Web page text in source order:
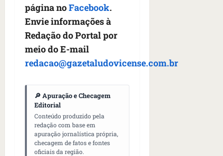
página noFacebook.
Envie informações à
Redação do Portal por
meio do E-mail
redacao@gazetaludovicense.com.br
🔎 Apuração e Checagem
Editorial
Conteúdo produzido pela
redação com base em
apuração jornalística própria,
checagem de fatos e fontes
oficiais da região.